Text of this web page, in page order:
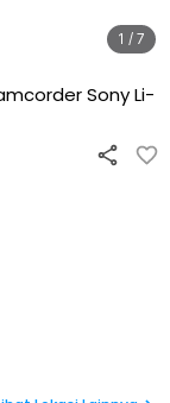
1 / 7
Sony Li-